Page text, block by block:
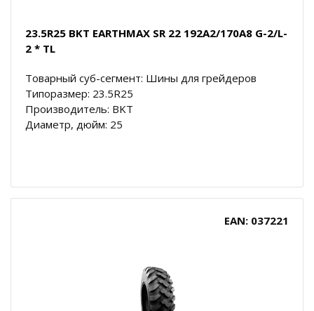
23.5R25 BKT EARTHMAX SR 22 192A2/170A8 G-2/L-
2 * TL
Товарный суб-сегмент: Шины для грейдеров
Типоразмер: 23.5R25
Производитель: BKT
Диаметр, дюйм: 25
EAN: 037221